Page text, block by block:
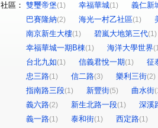
社區： 雙璽帝堡(1) 幸福華城(1) 義仁新
巴賽隆納(2) 海光一村乙社區(1)
南京新生大樓(1) 碧嵐大地第三代(1)
幸福華城一期B棟(1) 海洋大學世界
台北九如(1) 信義君悅一期(1) 征
忠三路(1) 信二路(3) 樂利三街(2)
指南路三段(1) 新豐街(5) 曲水街
義六路(2) 新生北路一段(1) 深溪
義一路(1) 泰和街(1) 西定路(1)